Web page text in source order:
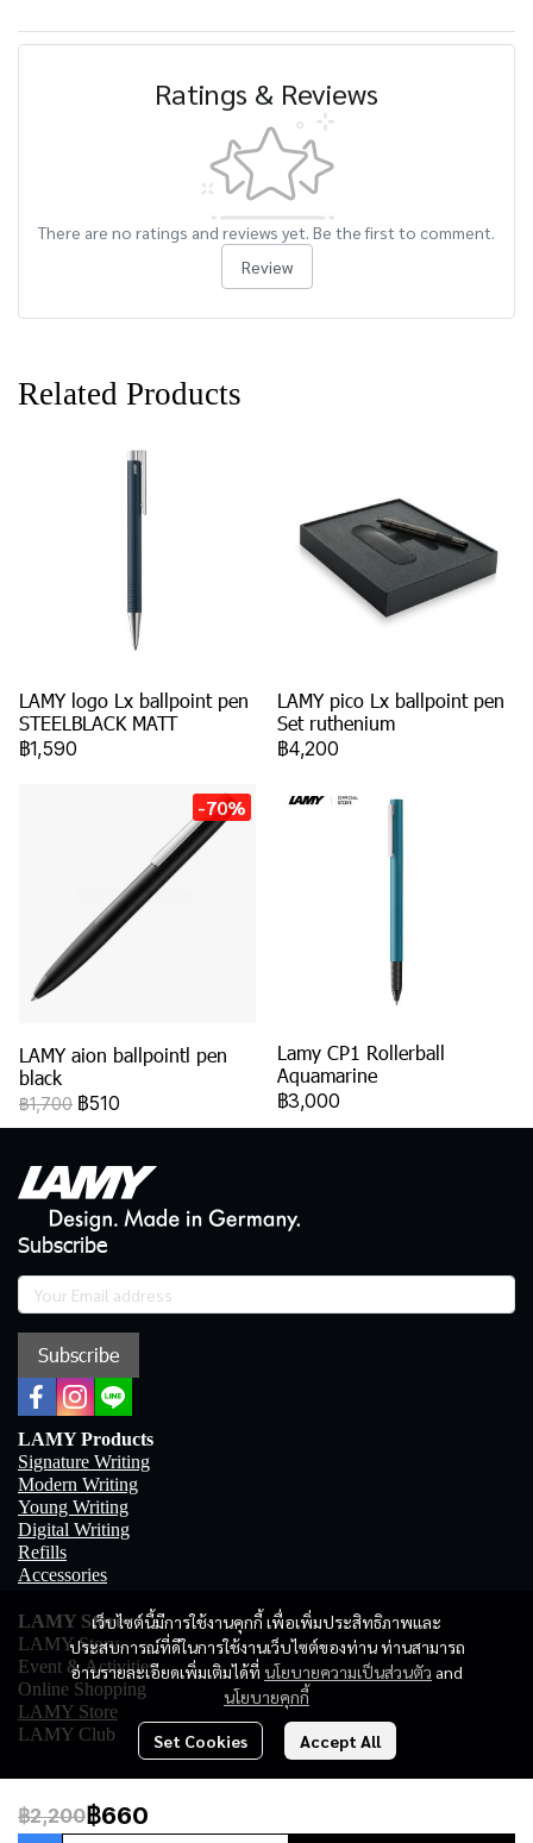
Ratings & Reviews
There are no ratings and reviews yet. Be the first to comment.
Review
Related Products
LAMY logo Lx ballpoint pen
STEELBLACK MATT
฿1,590
LAMY pico Lx ballpoint pen
Set ruthenium
฿4,200
-70%
LAMY aion ballpointl pen
black
฿1,700 ฿510
Lamy CP1 Rollerball
Aquamarine
฿3,000
฿2,200฿660
เว็บไซต์นี้มีการใช้งานคุกกี้ เพื่อเพิ่มประสิทธิภาพและ
ประสบการณ์ที่ดีในการใช้งานเว็บไซต์ของท่าน ท่านสามารถ
อ่านรายละเอียดเพิ่มเติมได้ที่ นโยบายความเป็นส่วนตัว and
นโยบายคุกกี้
Set Cookies Accept All
Subscribe
Subscribe
LAMY Products
Signature Writing
Modern Writing
Young Writing
Digital Writing
Refills
Accessories
LAMY Store
LAMY Story
Event & Activities
Online Shopping
LAMY Store
LAMY Club